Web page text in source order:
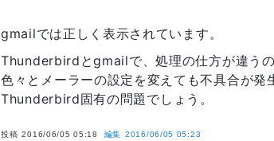
gmailでは正しく表示されています。
Thunderbirdとgmailで、処理の仕方が違うの
色々とメーラーの設定を変えても不具合が発
Thunderbird固有の問題でしょう。
投稿 2016/06/05 05:18 編集 2016/06/05 05:23